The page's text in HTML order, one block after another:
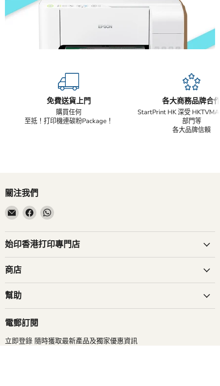
免費送貨上門
購買任何
至抵！打印機連碳粉Package！
各大商務品牌合
StartPrint HK 深受
部門等
各大品牌信賴
關注我們
在
子
郵
找
到
們
在
Facebook
找
到
在
找
到
始印香港打印專門店
商店
幫助
電郵訂閱
立即登錄 隨時獲取最新產品及獨家優惠資訊